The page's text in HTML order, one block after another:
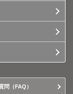
問（FAQ）